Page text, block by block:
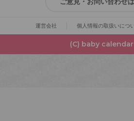
運営会社 個人情報の取扱いにつ
(C) baby